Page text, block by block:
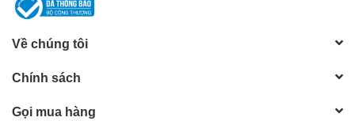
Về chúng tôi
Chính sách
Gọi mua hàng